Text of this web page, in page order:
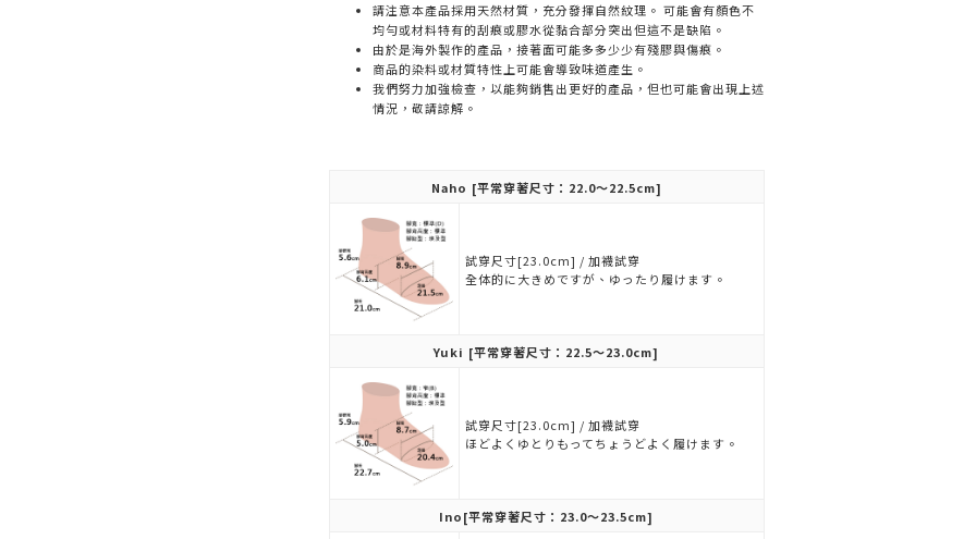
請注意本產品採用天然材質，充分發揮自然紋理。 可能會有顏色不
均勻或材料特有的刮痕或膠水從黏合部分突出但這不是缺陷。
由於是海外製作的產品，接著面可能多多少少有殘膠與傷痕。
商品的染料或材質特性上可能會導致味道產生。
我們努力加強檢查，以能夠銷售出更好的產品，但也可能會出現上述
情況，敬請諒解。
Naho [平常穿著尺寸：22.0～22.5cm]
試穿尺寸[23.0cm] / 加襪試穿
全体的に大きめですが、ゆったり履けます。
Yuki [平常穿著尺寸：22.5～23.0cm]
試穿尺寸[23.0cm] / 加襪試穿
ほどよくゆとりもってちょうどよく履けます。
Ino[平常穿著尺寸：23.0～23.5cm]